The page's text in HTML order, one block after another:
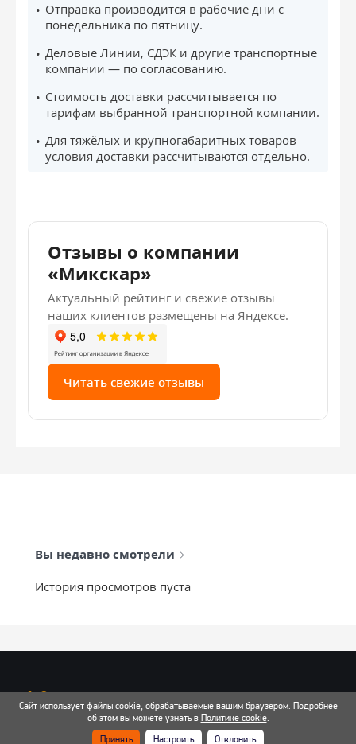
Отправка производится в рабочие дни с
понедельника по пятницу.
Деловые Линии, СДЭК и другие транспортные
компании — по согласованию.
Стоимость доставки рассчитывается по
тарифам выбранной транспортной компании.
Для тяжёлых и крупногабаритных товаров
условия доставки рассчитываются отдельно.
Отзывы о компании
«Микскар»
Актуальный рейтинг и свежие отзывы
наших клиентов размещены на Яндексе.
Читать свежие отзывы
Вы недавно смотрели
История просмотров пуста
info@mixtcar.ru
Почта для связи
Сайт использует файлы cookie, обрабатываемые вашим браузером. Подробнее
об этом вы можете узнать в Политике cookie.
Принять
Настроить Отклонить